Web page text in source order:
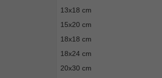
13x18 cm
15x20 cm
18x18 cm
18x24 cm
20x30 cm